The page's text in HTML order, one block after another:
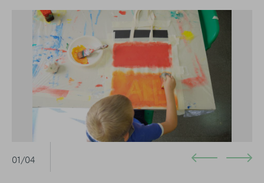
01/04